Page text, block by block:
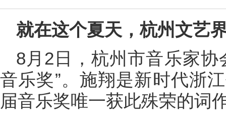
就在这个夏天，杭州文艺
8月2日，杭州市音乐家协
音乐奖”。施翔是新时代浙
届音乐奖唯一获此殊荣的词